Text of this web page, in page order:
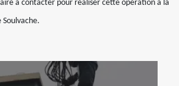
à contacter pour réaliser cette opération à la